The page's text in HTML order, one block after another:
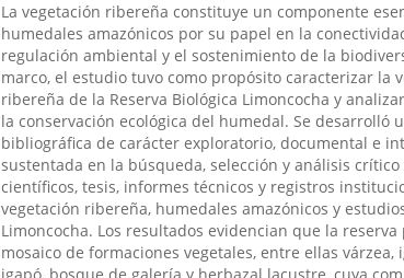
La vegetación ribereña constituye un componente
humedales amazónicos por su papel en la
regulación ambiental y el sostenimiento de la
marco, el estudio tuvo como propósito caracterizar la
ribereña de la Reserva Biológica Limoncocha y
la conservación ecológica del humedal. Se desarrolló
bibliográfica de carácter exploratorio, documental e
sustentada en la búsqueda, selección y análisis
científicos, tesis, informes técnicos y registros
vegetación ribereña, humedales amazónicos y
Limoncocha. Los resultados evidencian que la
mosaico de formaciones vegetales, entre ellas várzea,